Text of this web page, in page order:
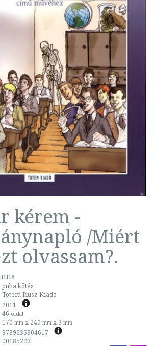
kérem -
/Miért
olvassam?.
puha kötés
Totem Plusz Kiadó
2011
46 oldal
170 mm x 240 mm x 3 mm
9789635904617
00185223